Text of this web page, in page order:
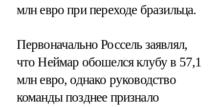
млн евро при переходе бразильца.
Первоначально Россель заявлял,
что Неймар обошелся клубу в 57,1
млн евро, однако руководство
команды позднее признало